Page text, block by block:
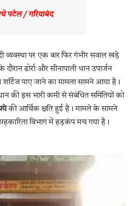
पटेल / गरियाबंद
व्यवस्था पर एक बार फिर गंभीर सवाल खड़े
ढोर्रा और सीनापाली धान उपार्जन
पाए जाने का मामला सामने आया है।
की इस भारी कमी से संबंधित समितियों को
की आर्थिक क्षति हुई है। मामले के सामने
विभाग में हड़कंप मच गया है।